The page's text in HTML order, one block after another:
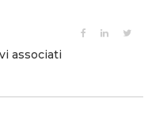
associati